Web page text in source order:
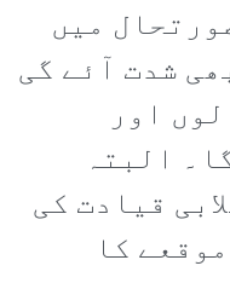
میں
شدت آئے گی
اور
البتہ
قیادت کی
کا